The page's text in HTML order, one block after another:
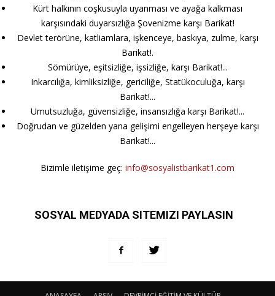
Kürt halkının coşkusuyla uyanması ve ayağa kalkması
karşısındaki duyarsızlığa Şovenizme karşı Barikat!
Devlet terörüne, katliamlara, işkenceye, baskıya, zulme, karşı
Barikat!.
Sömürüye, eşitsizliğe, işsizliğe, karşı Barikat!...
Inkarcılığa, kimliksizliğe, gericiliğe, Statükoculuğa, karşı
Barikat!...
Umutsuzluğa, güvensizliğe, insansızlığa karşı Barikat!...
Doğrudan ve güzelden yana gelişimi engelleyen herşeye karşı
Barikat!...
Bizimle iletişime geç: info@sosyalistbarikat1.com
SOSYAL MEDYADA SITEMIZI PAYLASIN